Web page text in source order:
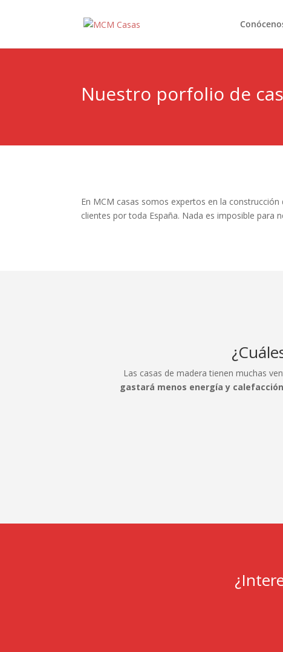
Nuestro porfolio de
En MCM casas somos expertos en la
clientes por toda España. Nada es imposible para
Las casas de madera tienen muchas
gastará menos energía y calefacción